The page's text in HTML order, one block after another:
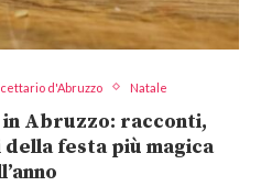
d'Abruzzo Natale
Abruzzo: racconti,
festa più magica